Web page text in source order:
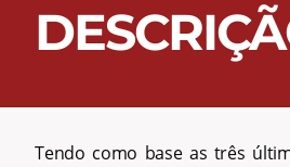
Tendo como base as três